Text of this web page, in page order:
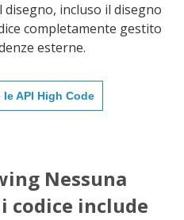
disegno, incluso il disegno
completamente gestito
esterne.
API High Code
Nessuna
codice include